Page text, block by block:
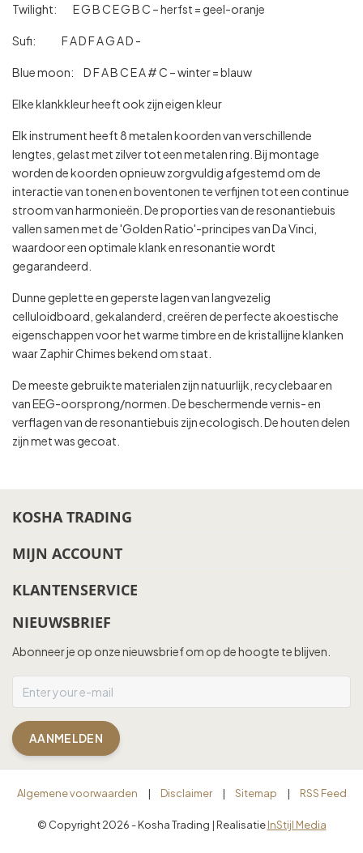
Twilight: E G B C E G B C – herfst = geel-oranje
Sufi: F A D F A G A D -
Blue moon: D F A B C E A # C – winter = blauw
Elke klankkleur heeft ook zijn eigen kleur
Elk instrument heeft 8 metalen koorden van verschillende
lengtes, gelast met zilver tot een metalen ring. Bij montage
worden de koorden opnieuw zorgvuldig afgestemd om de
interactie van tonen en boventonen te verfijnen tot een continue
stroom van harmonieën. De proporties van de resonantiebuis
vallen samen met de 'Golden Ratio'-principes van Da Vinci,
waardoor een optimale klank en resonantie wordt
gegarandeerd.
Dunne geplette en geperste lagen van langvezelig
celluloidboard, gekalanderd, creëren de perfecte akoestische
eigenschappen voor het warme timbre en de kristallijne klanken
waar Zaphir Chimes bekend om staat.
De meeste gebruikte materialen zijn natuurlijk, recyclebaar en
van EEG-oorsprong/normen. De beschermende vernis- en
verflagen van de resonantiebuis zijn ecologisch. De houten delen
zijn met was gecoat.
KOSHA TRADING
MIJN ACCOUNT
KLANTENSERVICE
NIEUWSBRIEF
Abonneer je op onze nieuwsbrief om op de hoogte te blijven.
AANMELDEN
Algemene voorwaarden | Disclaimer | Sitemap | RSS Feed
© Copyright 2026 - Kosha Trading | Realisatie InStijl Media